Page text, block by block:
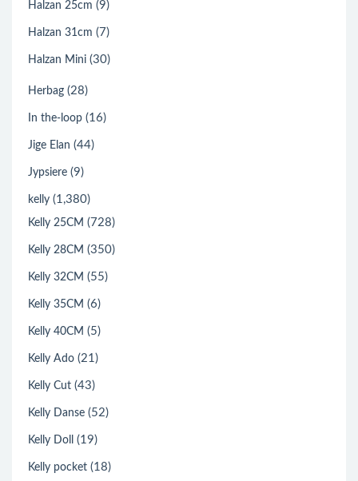
Halzan 25cm (9)
Halzan 31cm (7)
Halzan Mini (30)
Herbag (28)
In the-loop (16)
Jige Elan (44)
Jypsiere (9)
kelly (1,380)
Kelly 25CM (728)
Kelly 28CM (350)
Kelly 32CM (55)
Kelly 35CM (6)
Kelly 40CM (5)
Kelly Ado (21)
Kelly Cut (43)
Kelly Danse (52)
Kelly Doll (19)
Kelly pocket (18)